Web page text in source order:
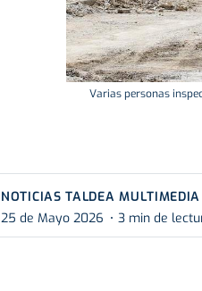
Varias personas
NOTICIAS TALDEA MULTIMEDIA
25 de Mayo 2026
3 min de